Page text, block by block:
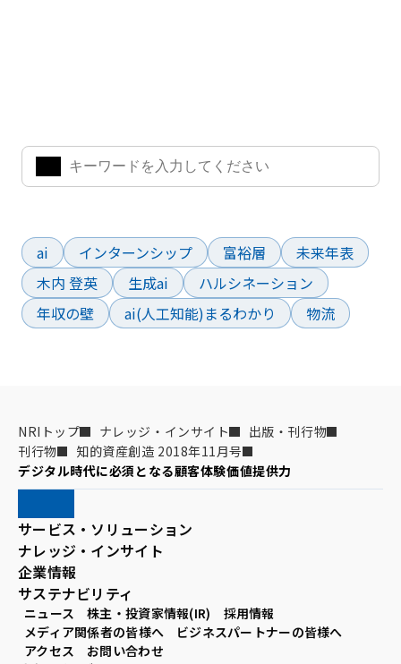
ai
インターンシップ 富裕層
未来年表
木内 登英
生成ai
ハルシネーション
年収の壁
ai(人工知能)まるわかり 物流
NRIトップ ナレッジ・インサイト
出版・刊行物
刊行物
知的資産創造 2018年11月号
デジタル時代に必須となる顧客体験価値提供力
サービス・ソリューション
ナレッジ・インサイト
企業情報
サステナビリティ
ニュース 株主・投資家情報(IR)
採用情報
メディア関係者の皆様へ
ビジネスパートナーの皆様へ
アクセス
お問い合わせ